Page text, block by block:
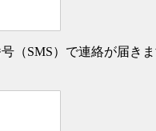
（SMS）で連絡が届き